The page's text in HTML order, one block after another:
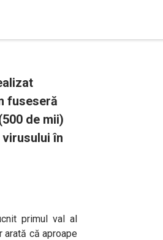
fuseseră
de mii)
în
primul val al
arată că aproape